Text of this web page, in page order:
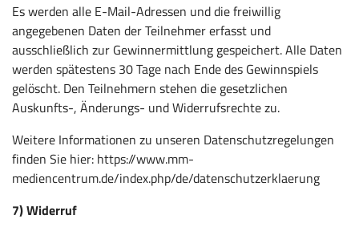
Es werden alle E-Mail-Adressen und die freiwillig
angegebenen Daten der Teilnehmer erfasst und
ausschließlich zur Gewinnermittlung gespeichert. Alle Daten
werden spätestens 30 Tage nach Ende des Gewinnspiels
gelöscht. Den Teilnehmern stehen die gesetzlichen
Auskunfts-, Änderungs- und Widerrufsrechte zu.
Weitere Informationen zu unseren Datenschutzregelungen
finden Sie hier: https://www.mm-
mediencentrum.de/index.php/de/datenschutzerklaerung
7) Widerruf